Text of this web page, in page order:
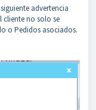
advertencia
cliente no solo se
o Pedidos asociados.